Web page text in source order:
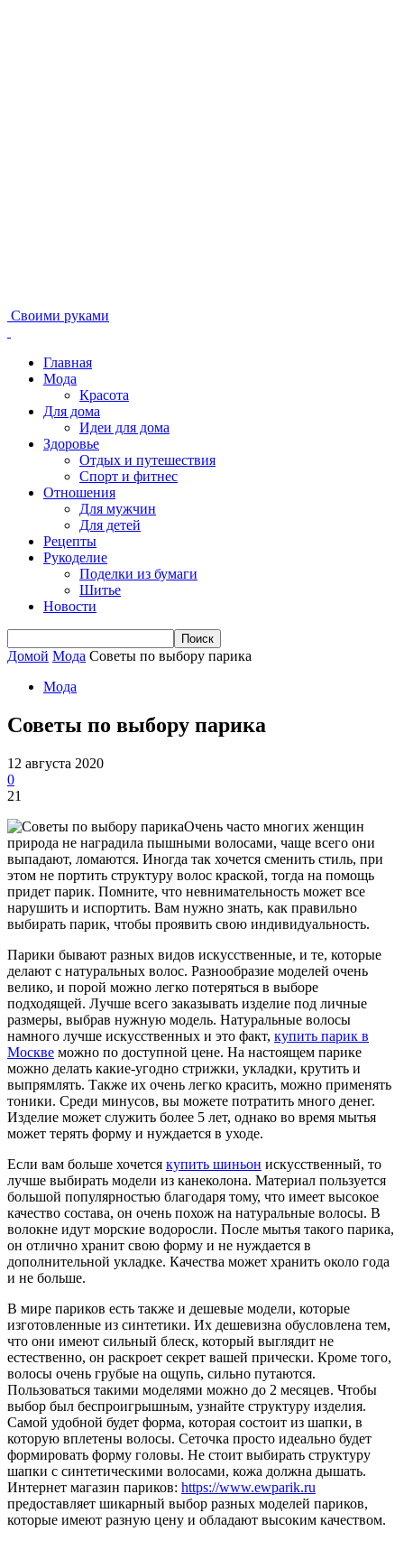
Своими руками
Главная
Мода
Красота
Для дома
Идеи для дома
Здоровье
Отдых и путешествия
Спорт и фитнес
Отношения
Для мужчин
Для детей
Рецепты
Рукоделие
Поделки из бумаги
Шитье
Новости
Домой Мода Советы по выбору парика
Мода
Советы по выбору парика
12 августа 2020
0
21
Очень часто многих женщин
природа не наградила пышными волосами, чаще всего они
выпадают, ломаются. Иногда так хочется сменить стиль, при
этом не портить структуру волос краской, тогда на помощь
придет парик. Помните, что невнимательность может все
нарушить и испортить. Вам нужно знать, как правильно
выбирать парик, чтобы проявить свою индивидуальность.
Парики бывают разных видов искусственные, и те, которые
делают с натуральных волос. Разнообразие моделей очень
велико, и порой можно легко потеряться в выборе
подходящей. Лучше всего заказывать изделие под личные
размеры, выбрав нужную модель. Натуральные волосы
намного лучше искусственных и это факт, купить парик в
Москве можно по доступной цене. На настоящем парике
можно делать какие-угодно стрижки, укладки, крутить и
выпрямлять. Также их очень легко красить, можно применять
тоники. Среди минусов, вы можете потратить много денег.
Изделие может служить более 5 лет, однако во время мытья
может терять форму и нуждается в уходе.
Если вам больше хочется купить шиньон искусственный, то
лучше выбирать модели из канеколона. Материал пользуется
большой популярностью благодаря тому, что имеет высокое
качество состава, он очень похож на натуральные волосы. В
волокне идут морские водоросли. После мытья такого парика,
он отлично хранит свою форму и не нуждается в
дополнительной укладке. Качества может хранить около года
и не больше.
В мире париков есть также и дешевые модели, которые
изготовленные из синтетики. Их дешевизна обусловлена тем,
что они имеют сильный блеск, который выглядит не
естественно, он раскроет секрет вашей прически. Кроме того,
волосы очень грубые на ощупь, сильно путаются.
Пользоваться такими моделями можно до 2 месяцев. Чтобы
выбор был беспроигрышным, узнайте структуру изделия.
Самой удобной будет форма, которая состоит из шапки, в
которую вплетены волосы. Сеточка просто идеально будет
формировать форму головы. Не стоит выбирать структуру
шапки с синтетическими волосами, кожа должна дышать.
Интернет магазин париков: https://www.ewparik.ru
предоставляет шикарный выбор разных моделей париков,
которые имеют разную цену и обладают высоким качеством.